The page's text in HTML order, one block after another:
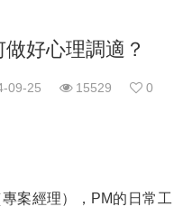
好心理調適？
09-25 15529 0
案經理），PM的日常工